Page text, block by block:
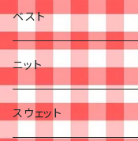
ベスト
ニット
スウェット